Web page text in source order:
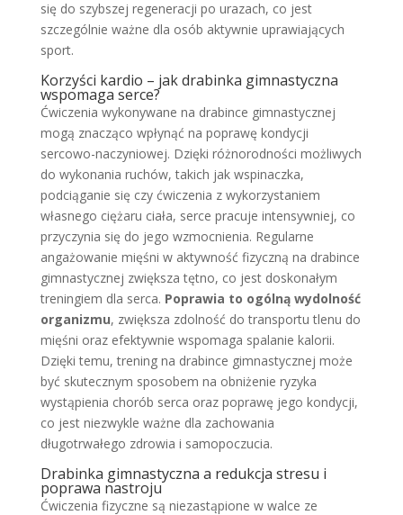
się do szybszej regeneracji po urazach, co jest
szczególnie ważne dla osób aktywnie uprawiających
sport.
Korzyści kardio – jak drabinka gimnastyczna
wspomaga serce?
Ćwiczenia wykonywane na drabince gimnastycznej
mogą znacząco wpłynąć na poprawę kondycji
sercowo-naczyniowej. Dzięki różnorodności możliwych
do wykonania ruchów, takich jak wspinaczka,
podciąganie się czy ćwiczenia z wykorzystaniem
własnego ciężaru ciała, serce pracuje intensywniej, co
przyczynia się do jego wzmocnienia. Regularne
angażowanie mięśni w aktywność fizyczną na drabince
gimnastycznej zwiększa tętno, co jest doskonałym
treningiem dla serca. Poprawia to ogólną wydolność
organizmu, zwiększa zdolność do transportu tlenu do
mięśni oraz efektywnie wspomaga spalanie kalorii.
Dzięki temu, trening na drabince gimnastycznej może
być skutecznym sposobem na obniżenie ryzyka
wystąpienia chorób serca oraz poprawę jego kondycji,
co jest niezwykle ważne dla zachowania
długotrwałego zdrowia i samopoczucia.
Drabinka gimnastyczna a redukcja stresu i
poprawa nastroju
Ćwiczenia fizyczne są niezastąpione w walce ze